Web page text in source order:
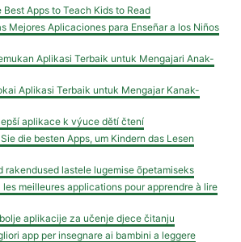
Best Apps to Teach Kids to Read
Mejores Aplicaciones para Enseñar a los Niños
Aplikasi Terbaik untuk Mengajari Anak-
Aplikasi Terbaik untuk Mengajar Kanak-
aplikace k výuce dětí čtení
die besten Apps, um Kindern das Lesen
rakendused lastele lugemise õpetamiseks
meilleures applications pour apprendre à lire
aplikacije za učenje djece čitanju
app per insegnare ai bambini a leggere